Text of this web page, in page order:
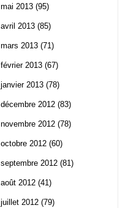
mai 2013 (95)
avril 2013 (85)
mars 2013 (71)
février 2013 (67)
janvier 2013 (78)
décembre 2012 (83)
novembre 2012 (78)
octobre 2012 (60)
septembre 2012 (81)
août 2012 (41)
juillet 2012 (79)